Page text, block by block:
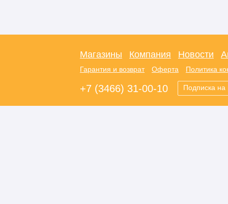
Магазины Компания Новости
Гарантия и возврат Оферта Политика
+7 (3466) 31-00-10 Подписка на